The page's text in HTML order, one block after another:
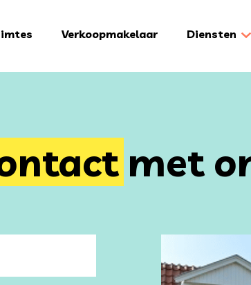
Verkoopmakelaar Diensten
met